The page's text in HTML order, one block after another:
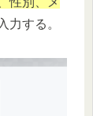
力する。